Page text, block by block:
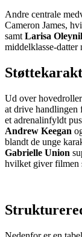
Andre centrale
Cameron James,
samt Larisa
middelklasse-datter
Ud over
at drive handlingen
et adrenalinfyldt
Andrew Keegan
blandt de unge
Gabrielle Union
hvilket giver filmen